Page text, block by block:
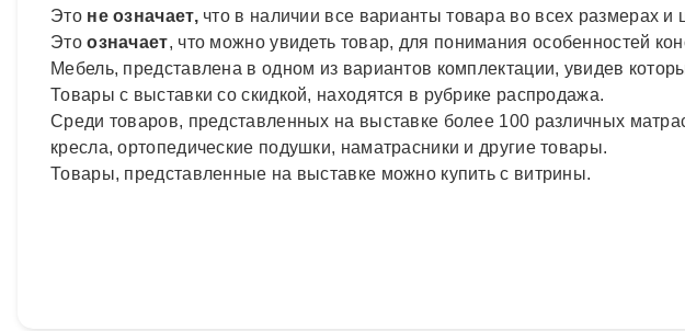
Этоне означает,что в наличии все варианты товара во всех размерах и
Этоозначает, что можно увидеть товар, для понимания особенностей
Мебель, представлена в одном из вариантов комплектации, увидев
Товары с выставки со скидкой, находятся в рубрике распродажа.
Среди товаров, представленных на выставке более 100 различных
кресла, ортопедические подушки, наматрасники и другие товары.
Товары, представленные на выставке можно купить с витрины.